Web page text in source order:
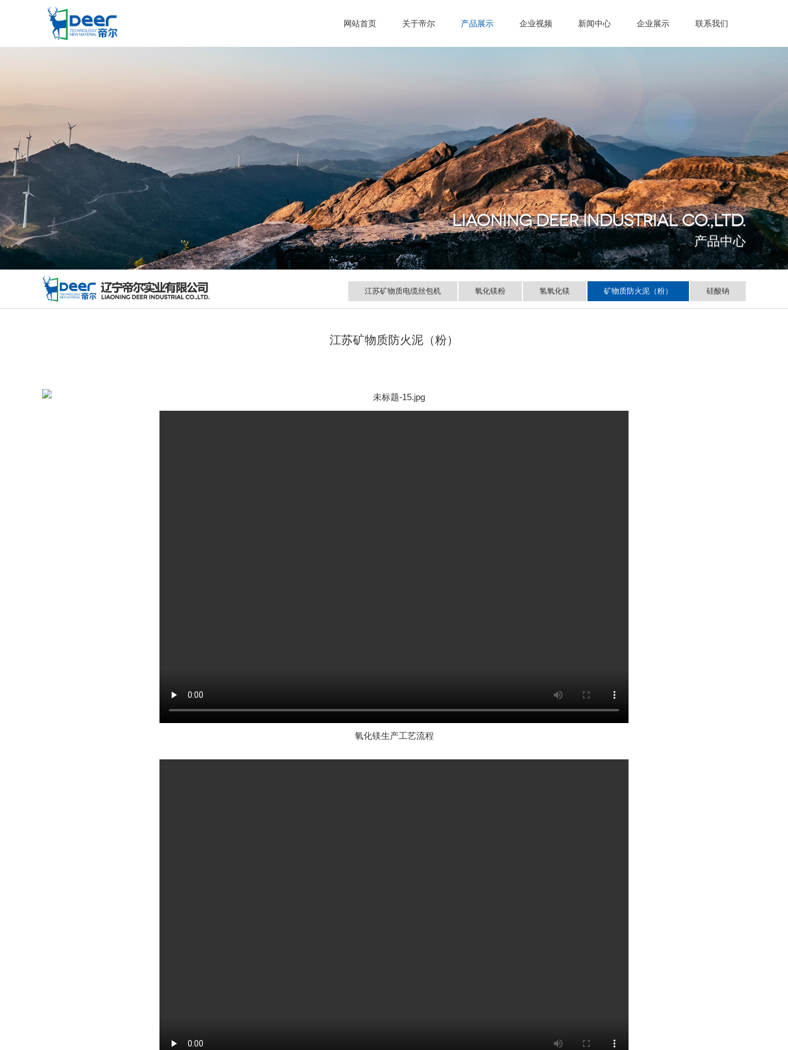
网站首页 关于帝尔 产品展示 企业视频 新闻中心 企业展示 联系我们
LIAONING DEER INDUSTRIAL CO.,LTD.
产品中心
江苏矿物质电缆丝包机 氧化镁粉 氢氧化镁 矿物质防火泥（粉） 硅酸钠
江苏矿物质防火泥（粉）
氧化镁生产工艺流程